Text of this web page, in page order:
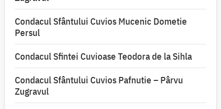
Condacul Sfântului Cuvios Mucenic Dometie
Persul
Condacul Sfintei Cuvioase Teodora de la Sihla
Condacul Sfântului Cuvios Pafnutie – Pârvu
Zugravul